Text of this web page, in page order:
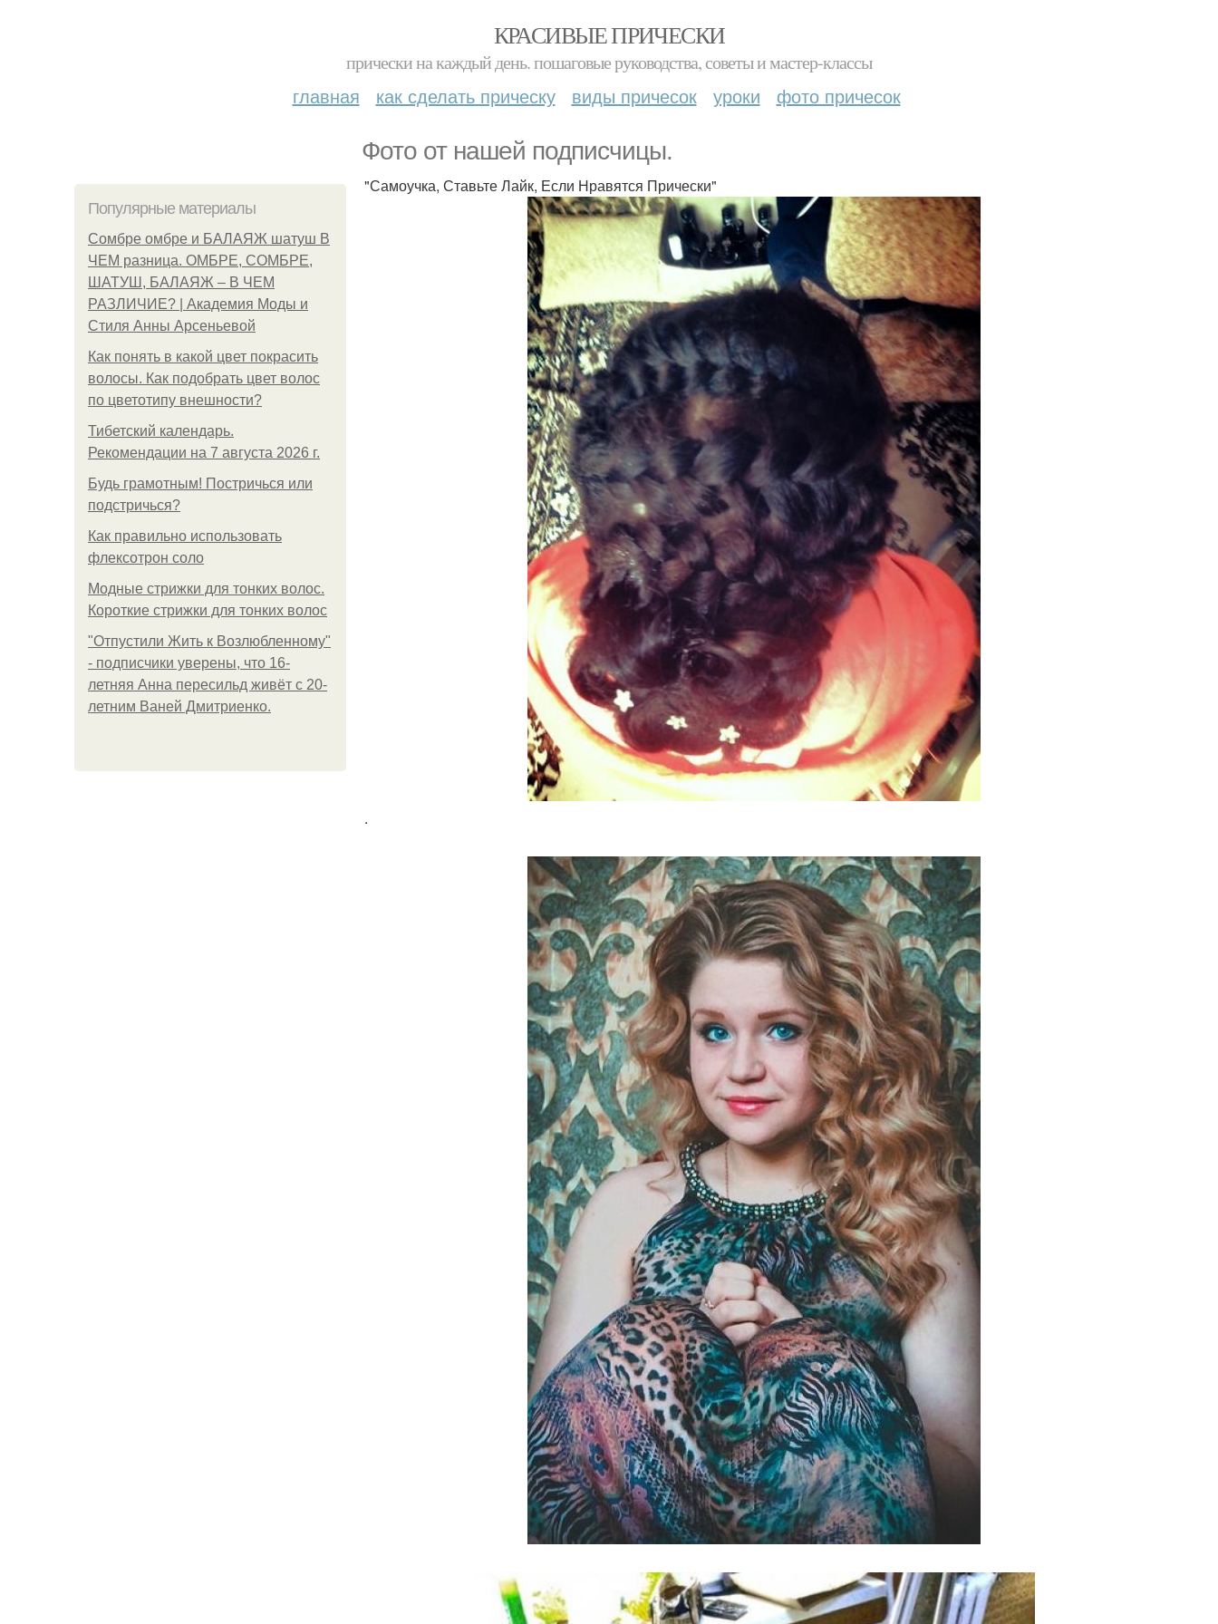
КРАСИВЫЕ ПРИЧЕСКИ
прически на каждый день. пошаговые руководства, советы и мастер-классы
главная как сделать прическу виды причесок уроки фото причесок
Фото от нашей подписчицы.
Популярные материалы
Сомбре омбре и БАЛАЯЖ шатуш В
ЧЕМ разница. ОМБРЕ, СОМБРЕ,
ШАТУШ, БАЛАЯЖ – В ЧЕМ
РАЗЛИЧИЕ? | Академия Моды и
Стиля Анны Арсеньевой
Как понять в какой цвет покрасить
волосы. Как подобрать цвет волос
по цветотипу внешности?
Тибетский календарь.
Рекомендации на 7 августа 2026 г.
Будь грамотным! Постричься или
подстричься?
Как правильно использовать
флексотрон соло
Модные стрижки для тонких волос.
Короткие стрижки для тонких волос
"Отпустили Жить к Возлюбленному"
- подписчики уверены, что 16-
летняя Анна пересильд живёт с 20-
летним Ваней Дмитриенко.
"Самоучка, Ставьте Лайк, Если Нравятся Прически"
.